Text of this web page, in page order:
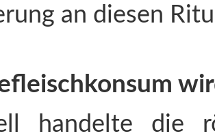
an diesen
handelte die